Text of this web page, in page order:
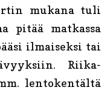
mukana tuli
pitää matkassa
ilmaiseksi tai
Riika-
lentokentältä